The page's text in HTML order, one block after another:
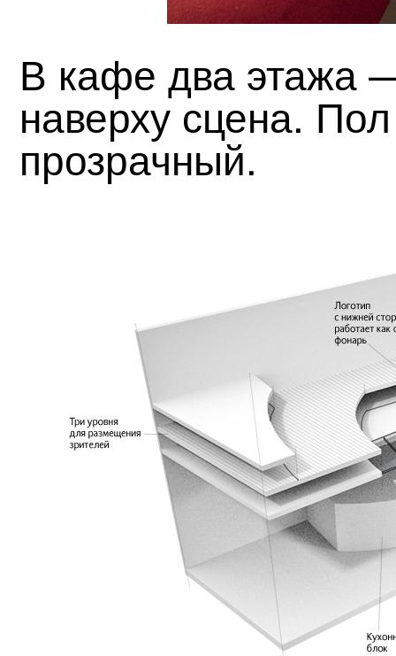
В кафе два этажа
наверху сцена.
прозрачный.